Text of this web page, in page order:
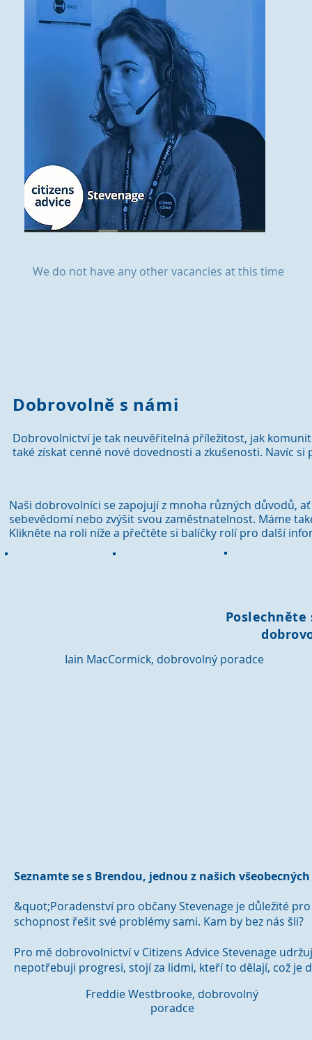
We do not have any other vacancies at this time
Dobrovolně s námi
Dobrovolnictví je tak neuvěřitelná příležitost, jak
také získat cenné nové dovednosti a zkušenosti. Navíc si
Naši dobrovolníci se zapojují z mnoha různých důvodů,
sebevědomí nebo zvýšit svou zaměstnatelnost. Máme
Klikněte na roli níže a přečtěte si balíčky rolí pro další
Iain MacCormick, dobrovolný poradce
Seznamte se s Brendou, jednou z našich
&quot;Poradenství pro občany Stevenage je důležité
schopnost řešit své problémy sami. Kam by bez nás šli?
Pro mě dobrovolnictví v Citizens Advice Stevenage
nepotřebuji progresi, stojí za lidmi, kteří to dělají, což
Freddie Westbrooke, dobrovolný
poradce